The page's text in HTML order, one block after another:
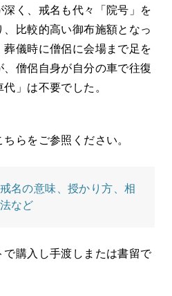
く、戒名も代々「院号」を
比較的高い御布施額となっ
儀時に僧侶に会場まで足を
僧侶自身が自分の車で往復
」は不要でした。
らをご参照ください。
名の意味、授かり方、相
など
購入し手渡しまたは書留で